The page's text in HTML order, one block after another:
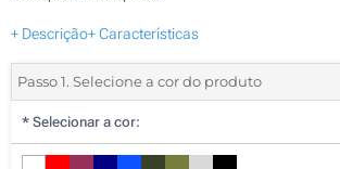
+ Descrição+ Características
Passo 1. Selecione a cor do produto
* Selecionar a cor: